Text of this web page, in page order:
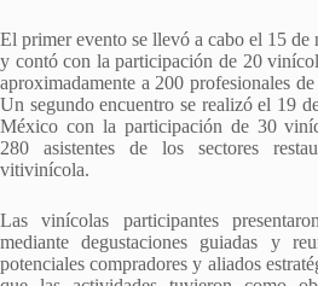
El primer evento se llevó a cabo el 15 de
y contó con la participación de 20
aproximadamente a 200 profesionales
Un segundo encuentro se realizó el 19
México con la participación de 30
280 asistentes de los sectores
vitivinícola.
Las vinícolas participantes
mediante degustaciones guiadas y
potenciales compradores y aliados